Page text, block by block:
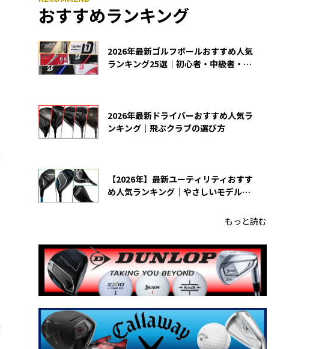
おすすめランキング
2026年最新ゴルフボールおすすめ人気
ランキング25選｜初心者・中級者・上
2026年最新ドライバーおすすめ人気ラ
ンキング｜飛ぶクラブの選び方
【2026年】最新ユーティリティおすす
め人気ランキング｜やさしいモデルの
もっと読む